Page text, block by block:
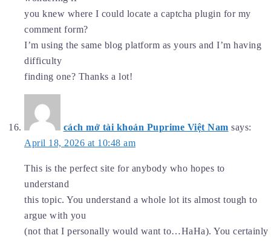
you knew where I could locate a captcha plugin for my
comment form?
I’m using the same blog platform as yours and I’m having
difficulty
finding one? Thanks a lot!
cách mở tài khoản Puprime Việt Nam says:
April 18, 2026 at 10:48 am
This is the perfect site for anybody who hopes to
understand
this topic. You understand a whole lot its almost tough to
argue with you
(not that I personally would want to…HaHa). You certainly